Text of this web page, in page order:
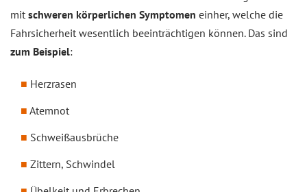
mit schweren körperlichen Symptomen einher, welche die
Fahrsicherheit wesentlich beeinträchtigen können. Das sind
zum Beispiel:
Herzrasen
Atemnot
Schweißausbrüche
Zittern, Schwindel